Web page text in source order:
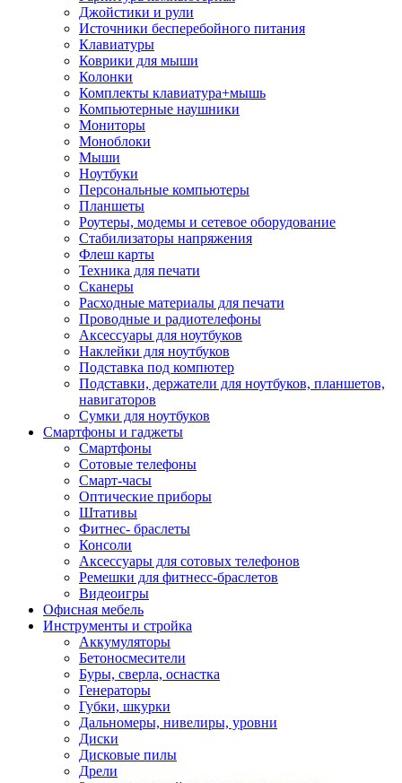
Джойстики и рули
Источники бесперебойного питания
Клавиатуры
Коврики для мыши
Колонки
Комплекты клавиатура+мышь
Компьютерные наушники
Мониторы
Моноблоки
Мыши
Ноутбуки
Персональные компьютеры
Планшеты
Роутеры, модемы и сетевое оборудование
Стабилизаторы напряжения
Флеш карты
Техника для печати
Сканеры
Расходные материалы для печати
Проводные и радиотелефоны
Аксессуары для ноутбуков
Наклейки для ноутбуков
Подставка под компютер
Подставки, держатели для ноутбуков, планшетов,
навигаторов
Сумки для ноутбуков
Смартфоны и гаджеты
Смартфоны
Сотовые телефоны
Смарт-часы
Оптические приборы
Штативы
Фитнес- браслеты
Консоли
Аксессуары для сотовых телефонов
Ремешки для фитнесс-браслетов
Видеоигры
Офисная мебель
Инструменты и стройка
Аккумуляторы
Бетоносмесители
Буры, сверла, оснастка
Генераторы
Губки, шкурки
Дальномеры, нивелиры, уровни
Диски
Дисковые пилы
Дрели